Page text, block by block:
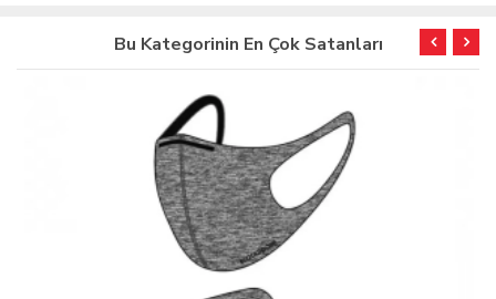
Bu Kategorinin En Çok Satanları